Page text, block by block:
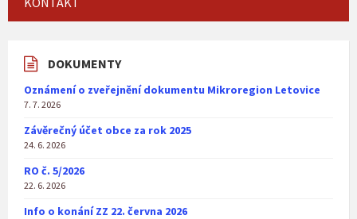
DOKUMENTY
Oznámení o zveřejnění dokumentu Mikroregion Letovice
7. 7. 2026
Závěrečný účet obce za rok 2025
24. 6. 2026
RO č. 5/2026
22. 6. 2026
Info o konání ZZ 22. června 2026